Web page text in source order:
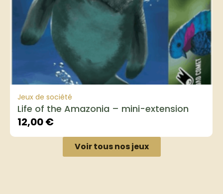
Jeux de société
Life of the Amazonia – mini-extension
12,00€
Voir tous nos jeux